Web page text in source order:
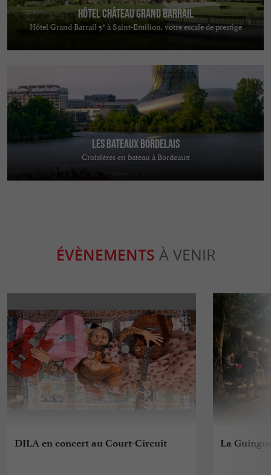
Hôtel Château Grand Barrail
Hôtel Grand Barrail 5* à Saint-Emilion, votre escale de prestige
Les Bateaux Bordelais
Croisières en bateau à Bordeaux
ÉVÈNEMENTS À VENIR
DILA en concert au Court-Circuit La